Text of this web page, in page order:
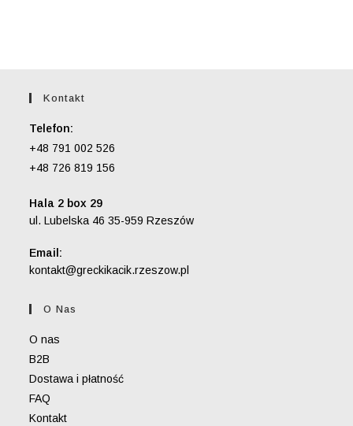
Kontakt
Telefon:
+48 791 002 526
+48 726 819 156
Hala 2 box 29
ul. Lubelska 46 35-959 Rzeszów
Email:
kontakt@greckikacik.rzeszow.pl
O Nas
O nas
B2B
Dostawa i płatność
FAQ
Kontakt